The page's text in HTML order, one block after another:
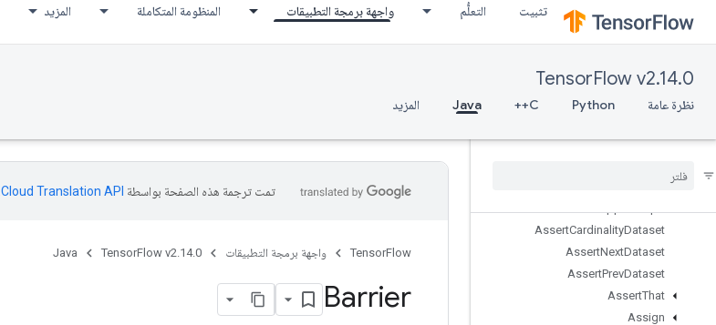
تثبيت التعلُّم واجهة برمجة التطبيقات المنظومة المتكاملة المزيد
TensorFlow v2.14.0
نظرة عامة Python
C++
Java المزيد
AnonymousMultiDeviceIteratorV3
AnonymousMutableDenseHashTable
AnonymousMutableHashTableOfTensors
AnonymousRandomSeedGenerat
AnonymousSeedGenerator
AssertCardinalityDataset
AssertNextDataset
AssertPrevDataset
AssertThat
Assign
تمت ترجمة هذه الصفحة بواسطة Cloud Translation API‏
TensorFlow واجهة برمجة التطبيقات TensorFlow v2.14.0
Java
Barrier